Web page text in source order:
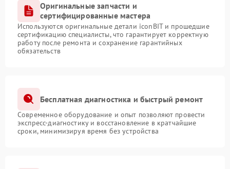
Оригинальные запчасти и
сертифицированные мастера
Используются оригинальные детали iconBIT и прошедшие
сертификацию специалисты, что гарантирует корректную
работу после ремонта и сохранение гарантийных
обязательств
Бесплатная диагностика и быстрый ремонт
Современное оборудование и опыт позволяют провести
экспресс-диагностику и восстановление в кратчайшие
сроки, минимизируя время без устройства